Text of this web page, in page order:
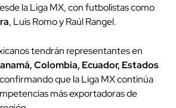
la Liga MX, con futbolistas como
, Luis Romo y Raúl Rangel.
tendrán representantes en
Colombia, Ecuador, Estados
que la Liga MX continúa
más exportadoras de